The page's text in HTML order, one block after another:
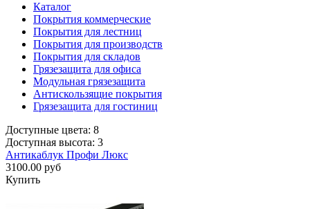
Каталог
Покрытия коммерческие
Покрытия для лестниц
Покрытия для производств
Покрытия для складов
Грязезащита для офиса
Модульная грязезащита
Антискользящие покрытия
Грязезащита для гостиниц
Доступные цвета: 8
Доступная высота: 3
Антикаблук Профи Люкс
3100.00 руб
Купить